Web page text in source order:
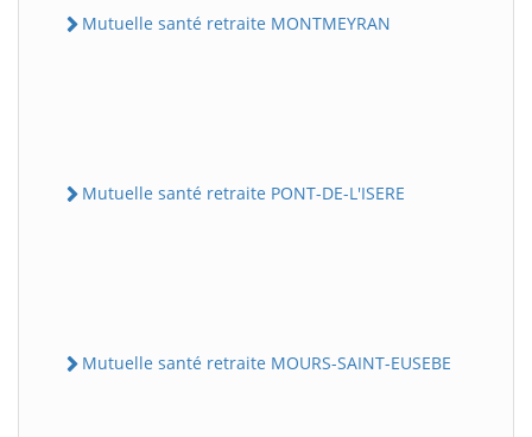
Mutuelle santé retraite MONTMEYRAN
Mutuelle santé retraite PONT-DE-L'ISERE
Mutuelle santé retraite MOURS-SAINT-EUSEBE